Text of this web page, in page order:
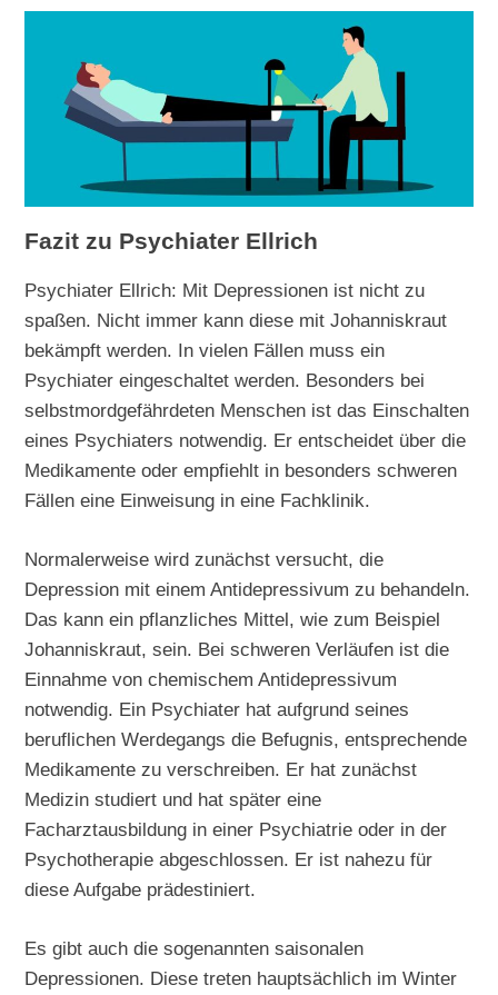
Fazit zu Psychiater Ellrich
Psychiater Ellrich: Mit Depressionen ist nicht zu
spaßen. Nicht immer kann diese mit Johanniskraut
bekämpft werden. In vielen Fällen muss ein
Psychiater eingeschaltet werden. Besonders bei
selbstmordgefährdeten Menschen ist das Einschalten
eines Psychiaters notwendig. Er entscheidet über die
Medikamente oder empfiehlt in besonders schweren
Fällen eine Einweisung in eine Fachklinik.
Normalerweise wird zunächst versucht, die
Depression mit einem Antidepressivum zu behandeln.
Das kann ein pflanzliches Mittel, wie zum Beispiel
Johanniskraut, sein. Bei schweren Verläufen ist die
Einnahme von chemischem Antidepressivum
notwendig. Ein Psychiater hat aufgrund seines
beruflichen Werdegangs die Befugnis, entsprechende
Medikamente zu verschreiben. Er hat zunächst
Medizin studiert und hat später eine
Facharztausbildung in einer Psychiatrie oder in der
Psychotherapie abgeschlossen. Er ist nahezu für
diese Aufgabe prädestiniert.
Es gibt auch die sogenannten saisonalen
Depressionen. Diese treten hauptsächlich im Winter